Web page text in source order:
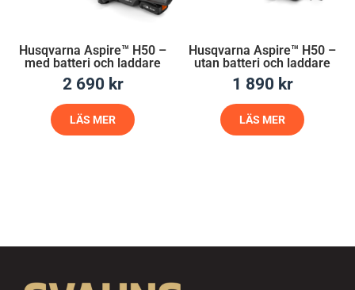
Husqvarna Aspire™ H50 –
med batteri och laddare
2 690 kr
LÄS MER
Husqvarna Aspire™ H50 –
utan batteri och laddare
1 890 kr
LÄS MER